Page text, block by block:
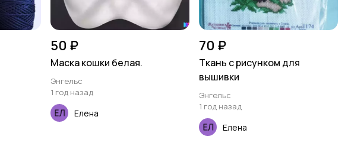
50 ₽
Маска кошки белая.
Энгельс
1 год назад
Елена
70 ₽
Ткань с рисунком для
вышивки
Энгельс
1 год назад
Елена